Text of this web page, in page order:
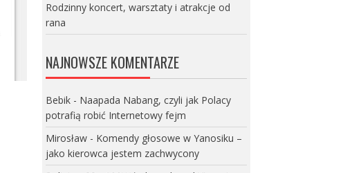
Rodzinny koncert, warsztaty i atrakcje od
rana
NAJNOWSZE KOMENTARZE
Bebik- Naapada Nabang, czyli jak Polacy
potrafią robić Internetowy fejm
Mirosław- Komendy głosowe w Yanosiku –
jako kierowca jestem zachwycony